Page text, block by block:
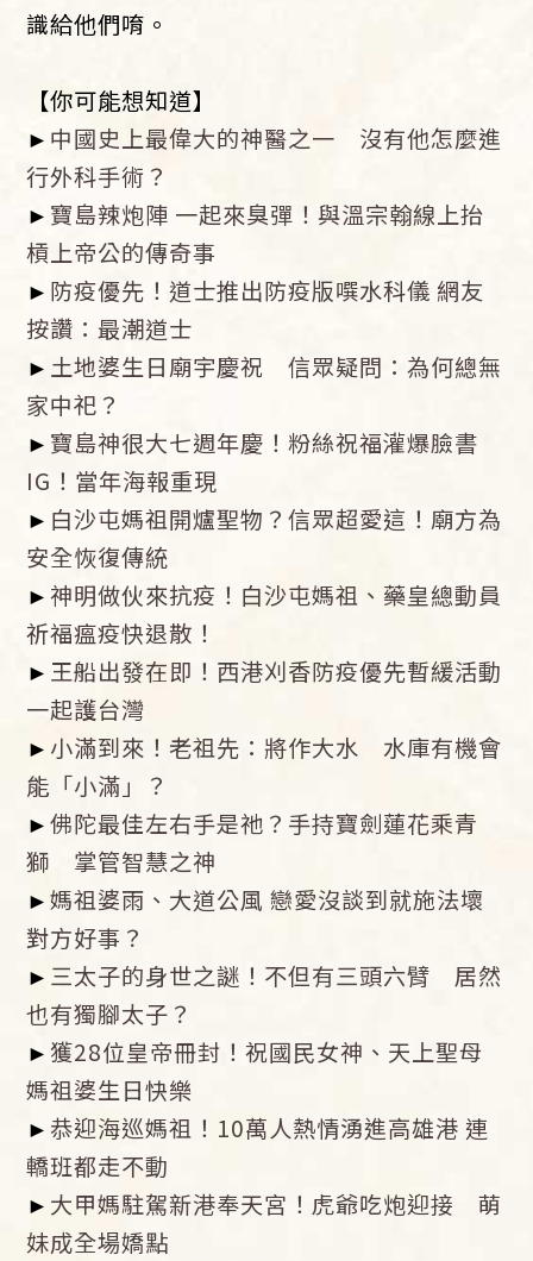
識給他們唷。
【你可能想知道】
► 中國史上最偉大的神醫之一 沒有他怎麼進
行外科手術？
► 寶島辣炮陣 一起來臭彈！與溫宗翰線上抬
槓上帝公的傳奇事
► 防疫優先！道士推出防疫版噀水科儀 網友
按讚：最潮道士
► 土地婆生日廟宇慶祝 信眾疑問：為何總無
家中祀？
► 寶島神很大七週年慶！粉絲祝福灌爆臉書
IG！當年海報重現
► 白沙屯媽祖開爐聖物？信眾超愛這！廟方為
安全恢復傳統
►神明做伙來抗疫！白沙屯媽祖、藥皇總動員
祈福瘟疫快退散！
► 王船出發在即！西港刈香防疫優先暫緩活動
一起護台灣
► 小滿到來！老祖先：將作大水 水庫有機會
能「小滿」？
►佛陀最佳左右手是祂？手持寶劍蓮花乘青
獅 掌管智慧之神
►媽祖婆雨、大道公風 戀愛沒談到就施法壞
對方好事？
► 三太子的身世之謎！不但有三頭六臂 居然
也有獨腳太子？
► 獲28位皇帝冊封！祝國民女神、天上聖母
媽祖婆生日快樂
► 恭迎海巡媽祖！10萬人熱情湧進高雄港 連
轎班都走不動
► 大甲媽駐駕新港奉天宮！虎爺吃炮迎接 萌
妹成全場嬌點